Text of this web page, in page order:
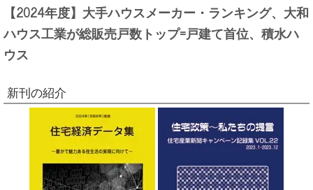
【2024年度】大手ハウスメーカー・ランキング、大和
ハウス工業が総販売戸数トップ=戸建て首位、積水ハ
ウス
新刊の紹介